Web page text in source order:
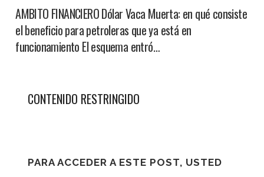
AMBITO FINANCIERO Dólar Vaca Muerta: en qué consiste
el beneficio para petroleras que ya está en
funcionamiento El esquema entró…
CONTENIDO RESTRINGIDO
PARA ACCEDER A ESTE POST, USTED